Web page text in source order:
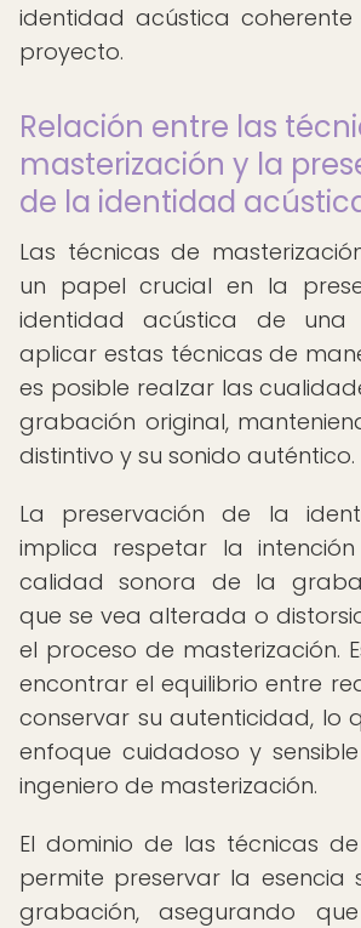
identidad acústica
proyecto.
Relación entre las
masterización y la
de la identidad
Las técnicas de
un papel crucial en la
identidad acústica de una
aplicar estas técnicas de
es posible realzar las
grabación original,
distintivo y su sonido auténtico.
La preservación de la
implica respetar la
calidad sonora de la
que se vea alterada o
el proceso de masterización.
encontrar el equilibrio entre
conservar su autenticidad, lo
enfoque cuidadoso y
ingeniero de masterización.
El dominio de las técnicas
permite preservar la esencia
grabación, asegurando